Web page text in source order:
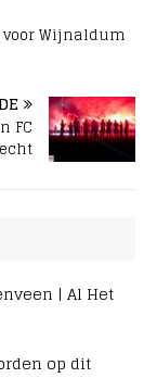
voor Wijnaldum
FC
| Al Het
op dit